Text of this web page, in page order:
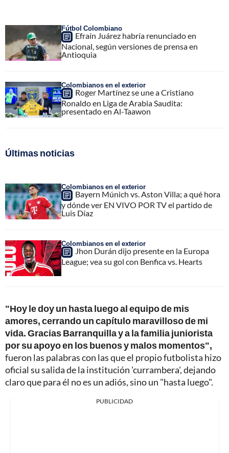
Fútbol Colombiano
Efraín Juárez habría renunciado en
Nacional, según versiones de prensa en
Antioquia
Colombianos en el exterior
Roger Martínez se une a Cristiano
Ronaldo en Liga de Arabia Saudita:
presentado en Al-Taawon
Últimas noticias
Colombianos en el exterior
Bayern Múnich vs. Aston Villa; a qué hora
y dónde ver EN VIVO POR TV el partido de
Luis Díaz
Colombianos en el exterior
Jhon Durán dijo presente en la Europa
League; vea su gol con Benfica vs. Hearts
"Hoy le doy un hasta luego al equipo de mis
amores, cerrando un capítulo maravilloso de mi
vida. Gracias Barranquilla y a la familia juniorista
por su apoyo en los buenos y malos momentos",
fueron las palabras con las que el propio futbolista hizo
oficial su salida de la institución 'currambera', dejando
claro que para él no es un adiós, sino un "hasta luego".
PUBLICIDAD